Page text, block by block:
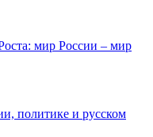
мир России – мир
политике и русском